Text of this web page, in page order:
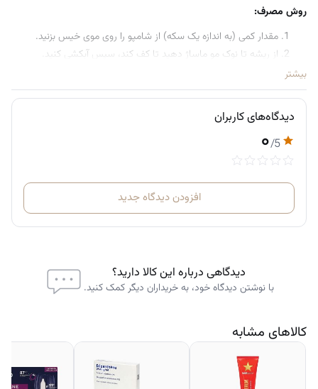
روش مصرف:
مقدار کمی (به اندازه یک سکه) از شامپو را روی موی خیس بزنید.
از ریشه تا نوک مو ماساژ دهید تا کف کند، سپس آبکشی کنید.
بار اول: تمرکز بر تمیز کردن پوست سر و مو
بار دوم: پخش شامپو در ساقه‌ها و نوک مو برای تقویت بیشتر
(به‌صورت جداگانه فروخته می‌شود).
بیشتر
دیدگاه‌های کاربران
۰/5
افزودن دیدگاه جدید
دیدگاهی درباره این کالا دارید؟
با نوشتن دیدگاه خود، به خریداران دیگر کمک کنید.
کالاهای مشابه